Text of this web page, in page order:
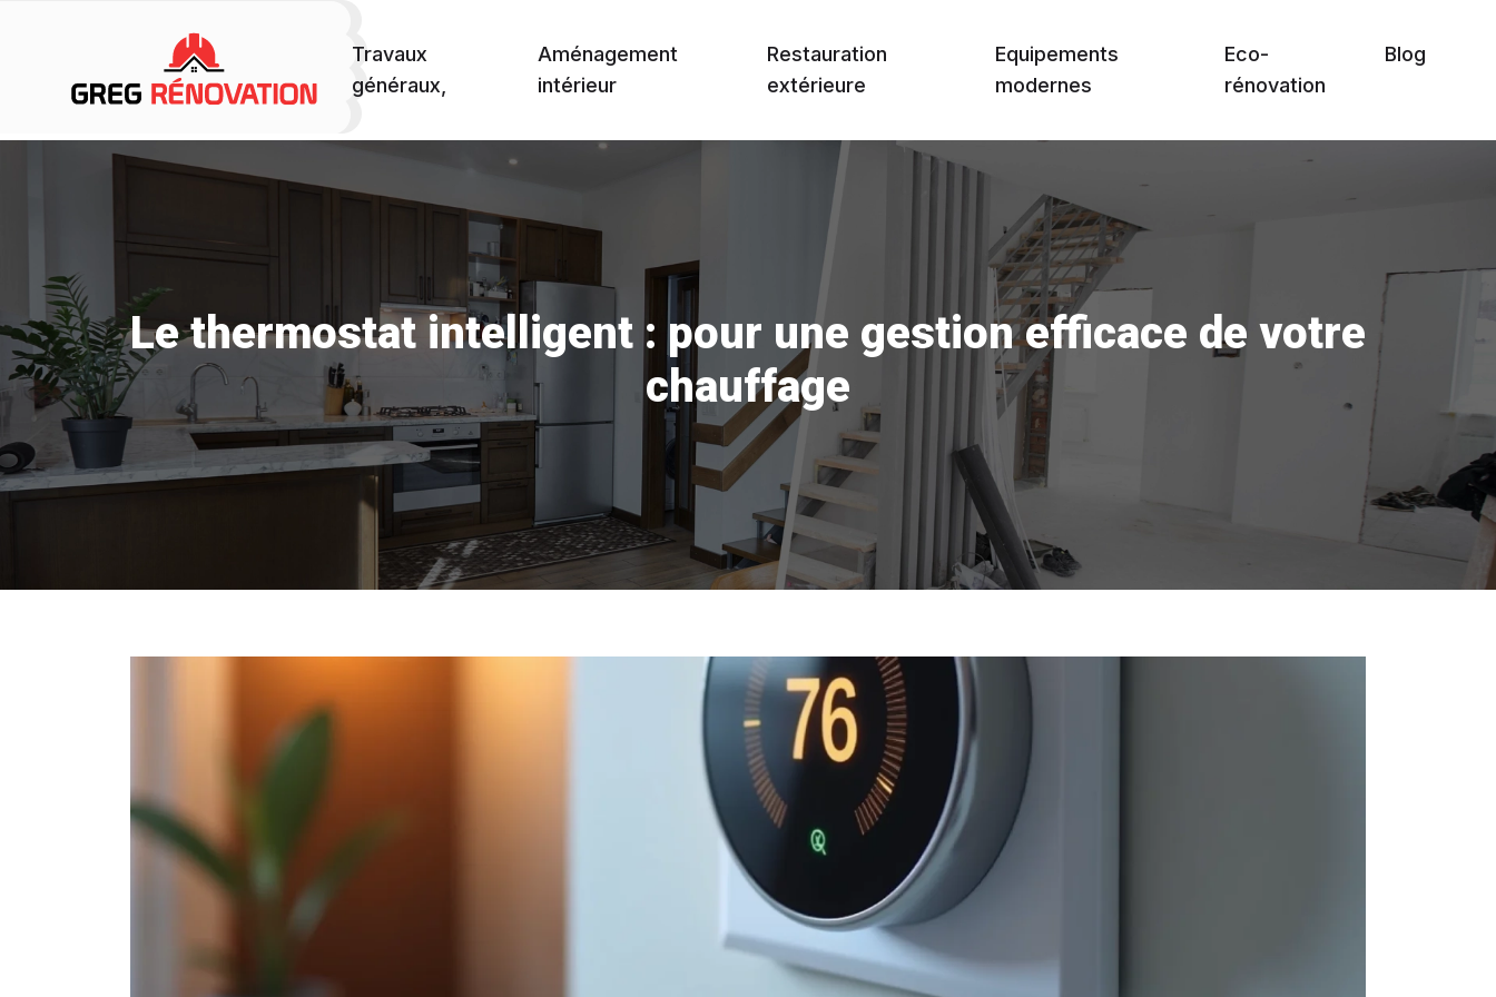
Travaux
généraux,
Aménagement
intérieur
Restauration
extérieure
Equipements
modernes
Eco-
rénovation
Blog
Le thermostat intelligent : pour une gestion efficace de votre
chauffage